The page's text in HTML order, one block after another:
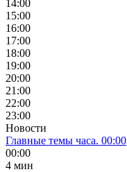
14:00
15:00
16:00
17:00
18:00
19:00
20:00
21:00
22:00
23:00
Новости
Главные темы часа. 00:00
00:00
4 мин